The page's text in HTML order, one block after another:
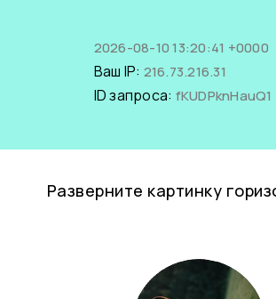
2026-08-10 13:20:41 +0000
Ваш IP: 216.73.216.31
ID запроса: fKUDPknHauQ1
Разверните картинку